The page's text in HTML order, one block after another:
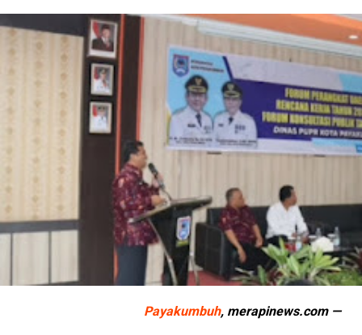
Payakumbuh, merapinews.com —